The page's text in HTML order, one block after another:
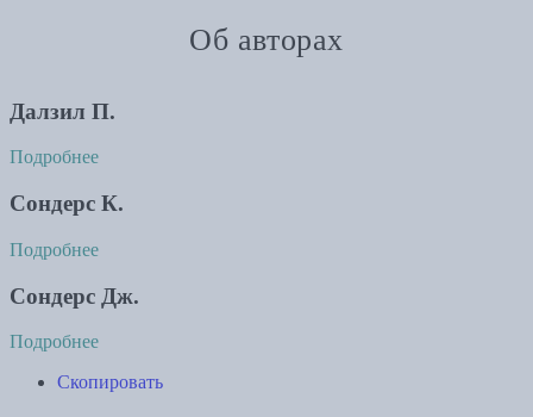
Об авторах
Далзил П.
Подробнее
Сондерс К.
Подробнее
Сондерс Дж.
Подробнее
Скопировать